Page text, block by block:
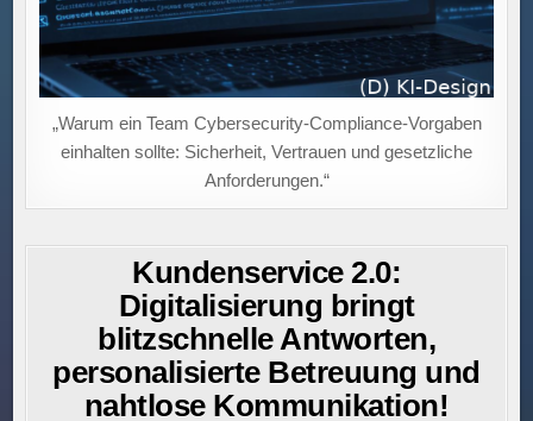
„Warum ein Team Cybersecurity-Compliance-Vorgaben
einhalten sollte: Sicherheit, Vertrauen und gesetzliche
Anforderungen.“
Kundenservice 2.0:
Digitalisierung bringt
blitzschnelle Antworten,
personalisierte Betreuung und
nahtlose Kommunikation!